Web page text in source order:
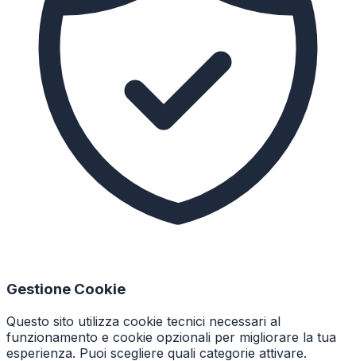
Gestione Cookie
Questo sito utilizza cookie tecnici necessari al
funzionamento e cookie opzionali per migliorare la tua
esperienza. Puoi scegliere quali categorie attivare.